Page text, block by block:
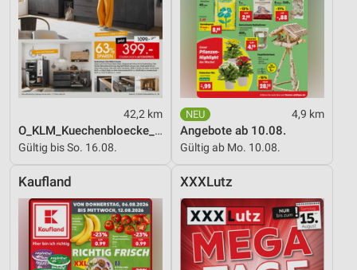
42,2 km
O_KLM_Kuechenbloecke_01_26_ES
Gültig bis So. 16.08.
4,9 km
Angebote ab 10.08.
Gültig ab Mo. 10.08.
Kaufland XXXLutz
Messung der Werbeleistung
Messung der Performance von Inhalten
Analyse von Zielgruppen durch Statistiken oder
Kombinationen von Daten aus verschiedenen
Entwicklung und Verbesserung der Angebote
Verwendung reduzierter Daten zur Auswahl von
IAB-Besonderheiten:
Verwendung genauer Standortdaten